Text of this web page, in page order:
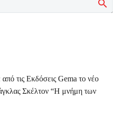
τις Εκδόσεις Gema το νέο
Σκέλτον “Η μνήμη των